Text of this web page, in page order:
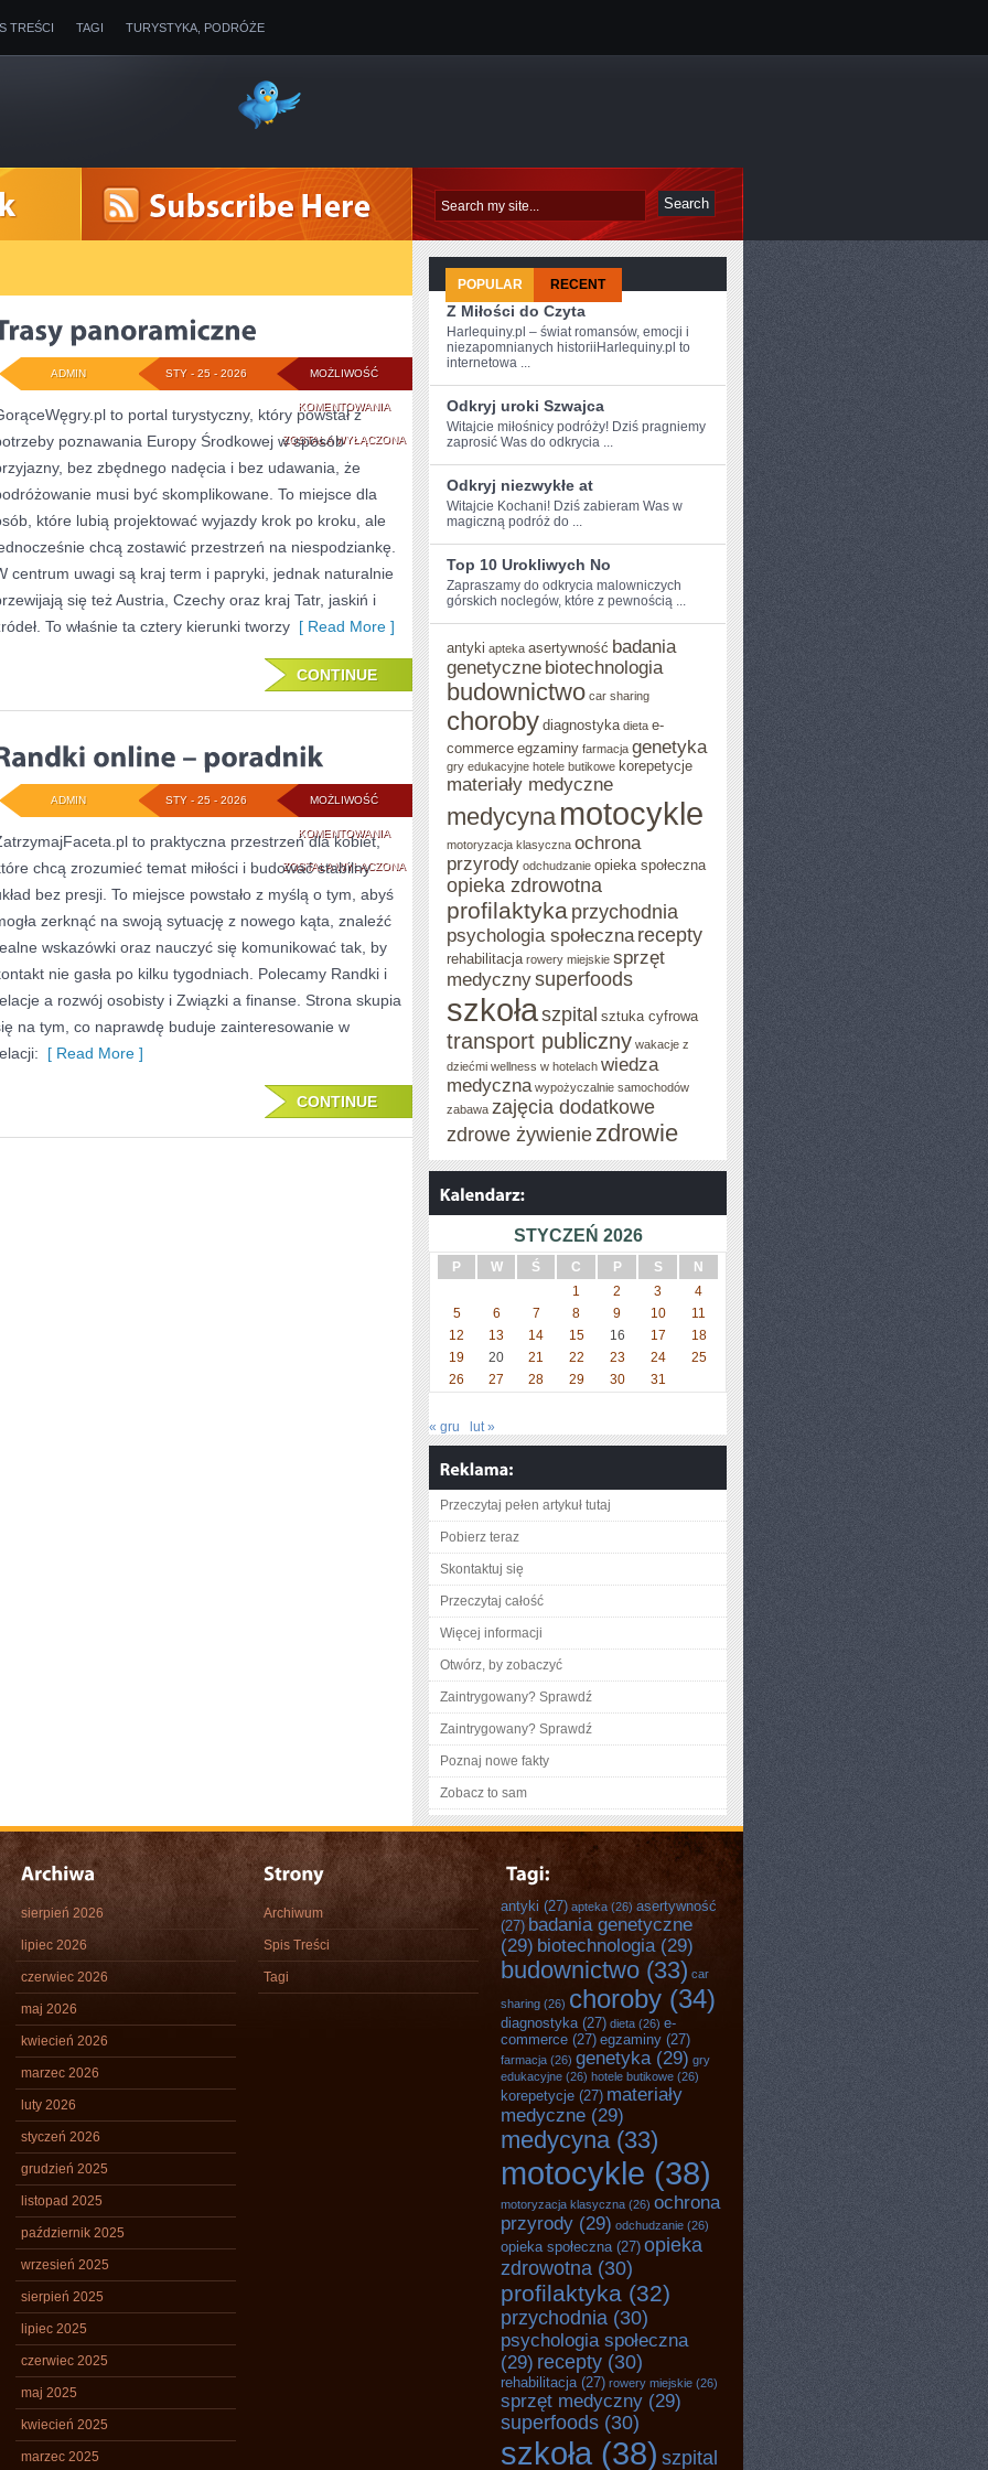
TREŚCI TAGI TURYSTYKA, PODRÓŻE
MOŻLIWOŚĆ
KOMENTOWANIATRASY
PANORAMICZNE
ZOSTAŁA WYŁĄCZONA
STY - 25 - 2026
ADMIN
to portal turystyczny, który powstał z
poznawania Europy Środkowej w sposób
bez zbędnego nadęcia i bez udawania, że
musi być skomplikowane. To miejsce dla
które lubią projektować wyjazdy krok po kroku, ale
chcą zostawić przestrzeń na niespodziankę.
centrum uwagi są kraj term i papryki, jednak naturalnie
się też Austria, Czechy oraz kraj Tatr, jaskiń i
To właśnie ta cztery kierunki tworzy [ Read More ]
CONTINUE
MOŻLIWOŚĆ
KOMENTOWANIARANDKI
ONLINE
–
PORADNIK
ZOSTAŁA WYŁĄCZONA
STY - 25 - 2026
ADMIN
to praktyczna przestrzeń dla kobiet,
chcą zrozumieć temat miłości i budować stabilny
bez presji. To miejsce powstało z myślą o tym, abyś
zerknąć na swoją sytuację z nowego kąta, znaleźć
wskazówki oraz nauczyć się komunikować tak, by
nie gasła po kilku tygodniach. Polecamy Randki i
a rozwój osobisty i Związki a finanse. Strona skupia
na tym, co naprawdę buduje zainteresowanie w
[ Read More ]
CONTINUE
POPULAR RECENT
Z Miłości do Czyta
Harlequiny.pl – świat romansów, emocji i
niezapomnianych historiiHarlequiny.pl to
internetowa ...
Odkryj uroki Szwajca
Witajcie miłośnicy podróży! Dziś pragniemy
zaprosić Was do odkrycia ...
Odkryj niezwykłe at
Witajcie Kochani! Dziś zabieram Was​ w
magiczną podróż do ...
Top 10 Urokliwych No
Zapraszamy do odkrycia malowniczych
górskich noclegów, które z pewnością ...
antyki apteka asertywność badania
genetyczne biotechnologia
budownictwo car sharing
choroby diagnostyka dieta e-
commerce egzaminy farmacja genetyka
gry edukacyjne hotele butikowe korepetycje
materiały medyczne
medycyna motocykle
motoryzacja klasyczna ochrona
przyrody odchudzanie opieka społeczna
opieka zdrowotna
profilaktyka przychodnia
psychologia społeczna recepty
rehabilitacja rowery miejskie sprzęt
medycznysuperfoods
szkołaszpital sztuka cyfrowa
transport publiczny wakacje z
dziećmi wellness w hotelach wiedza
medyczna wypożyczalnie samochodów
zabawa zajęcia dodatkowe
zdrowe żywienie zdrowie
STYCZEŃ 2026
P W Ś C P S
N
1
2 3
4
5
6 7 8 9 10
11
12
13 14 15 16 17
18
19
20 21 22 23 24
25
26
27 28 29 30 31
« gru lut »
Przeczytaj pełen artykuł tutaj
Pobierz teraz
Skontaktuj się
Przeczytaj całość
Więcej informacji
Otwórz, by zobaczyć
Zaintrygowany? Sprawdź
Zaintrygowany? Sprawdź
Poznaj nowe fakty
Zobacz to sam
sierpień 2026
lipiec 2026
czerwiec 2026
maj 2026
kwiecień 2026
marzec 2026
luty 2026
styczeń 2026
grudzień 2025
listopad 2025
październik 2025
wrzesień 2025
sierpień 2025
lipiec 2025
czerwiec 2025
maj 2025
kwiecień 2025
marzec 2025
Archiwum
Spis Treści
Tagi
antyki (27) apteka (26) asertywność
(27) badania genetyczne
(29) biotechnologia (29)
budownictwo (33) car
sharing (26) choroby (34)
diagnostyka(27) dieta (26) e-
commerce (27) egzaminy (27)
farmacja (26) genetyka (29) gry
edukacyjne (26) hotele butikowe (26)
korepetycje (27) materiały
medyczne (29)
medycyna(33)
motocykle (38)
motoryzacja klasyczna (26) ochrona
przyrody (29) odchudzanie (26)
opieka społeczna(27) opieka
zdrowotna (30)
profilaktyka (32)
przychodnia (30)
psychologia społeczna
(29) recepty (30)
rehabilitacja(27) rowery miejskie (26)
sprzęt medyczny (29)
superfoods (30)
szkoła (38) szpital